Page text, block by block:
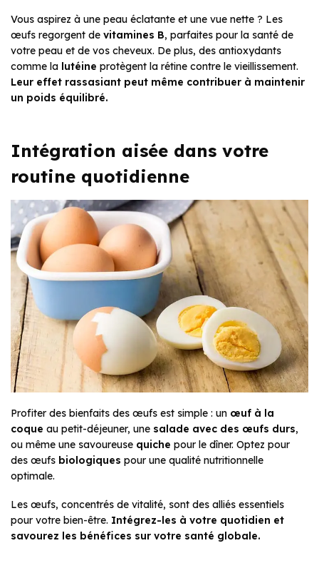
Vous aspirez à une peau éclatante et une vue nette ? Les
œufs regorgent de vitamines B, parfaites pour la santé de
votre peau et de vos cheveux. De plus, des antioxydants
comme la lutéine protègent la rétine contre le vieillissement.
Leur effet rassasiant peut même contribuer à maintenir
un poids équilibré.
Intégration aisée dans votre
routine quotidienne
Profiter des bienfaits des œufs est simple : un œuf à la
coque au petit-déjeuner, une salade avec des œufs durs,
ou même une savoureuse quiche pour le dîner. Optez pour
des œufs biologiques pour une qualité nutritionnelle
optimale.
Les œufs, concentrés de vitalité, sont des alliés essentiels
pour votre bien-être. Intégrez-les à votre quotidien et
savourez les bénéfices sur votre santé globale.